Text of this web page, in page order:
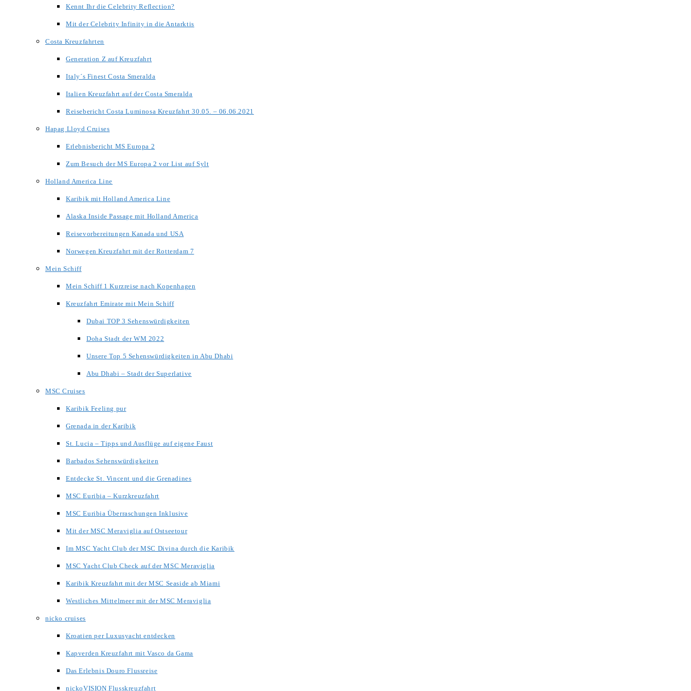
Kennt Ihr die Celebrity Reflection?
Mit der Celebrity Infinity in die Antarktis
Costa Kreuzfahrten
Generation Z auf Kreuzfahrt
Italy´s Finest Costa Smeralda
Italien Kreuzfahrt auf der Costa Smeralda
Reisebericht Costa Luminosa Kreuzfahrt 30.05. – 06.06.2021
Hapag Lloyd Cruises
Erlebnisbericht MS Europa 2
Zum Besuch der MS Europa 2 vor List auf Sylt
Holland America Line
Karibik mit Holland America Line
Alaska Inside Passage mit Holland America
Reisevorbereitungen Kanada und USA
Norwegen Kreuzfahrt mit der Rotterdam 7
Mein Schiff
Mein Schiff 1 Kurzreise nach Kopenhagen
Kreuzfahrt Emirate mit Mein Schiff
Dubai TOP 3 Sehenswürdigkeiten
Doha Stadt der WM 2022
Unsere Top 5 Sehenswürdigkeiten in Abu Dhabi
Abu Dhabi – Stadt der Superlative
MSC Cruises
Karibik Feeling pur
Grenada in der Karibik
St. Lucia – Tipps und Ausflüge auf eigene Faust
Barbados Sehenswürdigkeiten
Entdecke St. Vincent und die Grenadines
MSC Euribia – Kurzkreuzfahrt
MSC Euribia Überraschungen Inklusive
Mit der MSC Meraviglia auf Ostseetour
Im MSC Yacht Club der MSC Divina durch die Karibik
MSC Yacht Club Check auf der MSC Meraviglia
Karibik Kreuzfahrt mit der MSC Seaside ab Miami
Westliches Mittelmeer mit der MSC Meraviglia
nicko cruises
Kroatien per Luxusyacht entdecken
Kapverden Kreuzfahrt mit Vasco da Gama
Das Erlebnis Douro Flussreise
nickoVISION Flusskreuzfahrt